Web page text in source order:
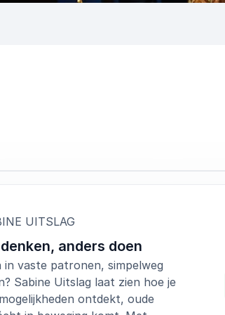
UITSLAG
anders doen
in vaste patronen, simpelweg
Sabine Uitslag laat zien hoe je
ontdekt, oude